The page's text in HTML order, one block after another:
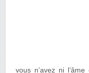
vous n’avez ni